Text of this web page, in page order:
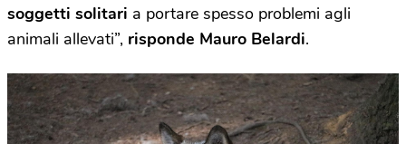
soggetti solitari a portare spesso problemi agli
animali allevati”, risponde Mauro Belardi.